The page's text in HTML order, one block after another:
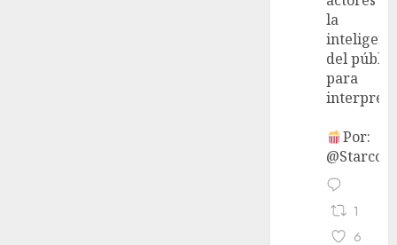
la
del
para
Por:
1
6